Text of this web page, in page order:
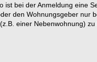
ist bei der Anmeldung eine
den Wohnungsgeber nur
einer Nebenwohnung) zu